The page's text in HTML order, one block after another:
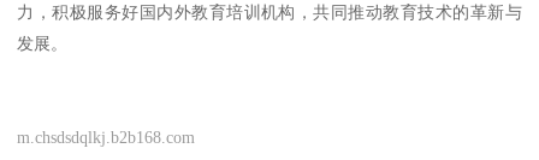
力，积极服务好国内外教育培训机构，共同推动教育技术的革新与
发展。
m.chsdsdqlkj.b2b168.com